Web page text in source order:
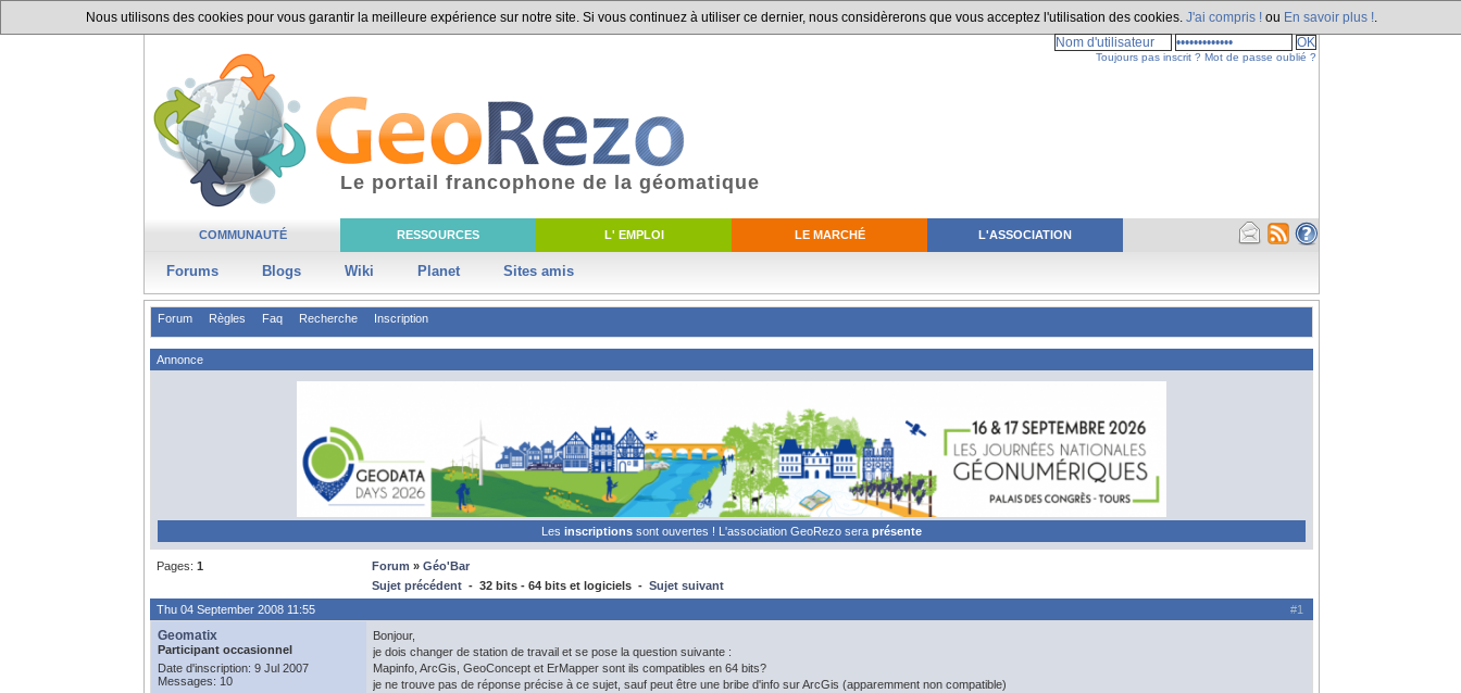
Nous utilisons des cookies pour vous garantir la meilleure expérience sur notre site. Si vous continuez à utiliser ce dernier, nous considèrerons que vous acceptez l'utilisation des cookies. J'ai compris ! ou En savoir plus !
COMMUNAUTÉ RESSOURCES L' EMPLOI LE MARCHÉ L'ASSOCIATION
Forums Blogs Wiki Planet Sites amis
Le portail francophone de la géomatique
Toujours pas inscrit ? Mot de passe oublié ?
Forum Règles Faq Recherche Inscription
Annonce
Les inscriptions sont ouvertes ! L'association GeoRezo sera présente
Pages: 1 Forum » Géo'Bar
Sujet précédent - 32 bits - 64 bits et logiciels - Sujet suivant
#1
Thu 04 September 2008 11:55
Geomatix
Participant occasionnel
Date d'inscription: 9 Jul 2007
Messages: 10
Bonjour,
je dois changer de station de travail et se pose la question suivante :
Mapinfo, ArcGis, GeoConcept et ErMapper sont ils compatibles en 64 bits?
je ne trouve pas de réponse précise à ce sujet, sauf peut être une bribe d'info sur ArcGis (apparemment non compatible)